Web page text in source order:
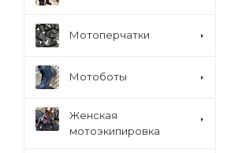
Мотоперчатки
Мотоботы
Женская
мотоэкипировка